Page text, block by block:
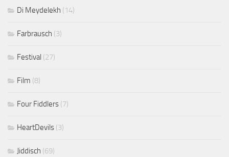
Di Meydelekh (14)
Farbrausch (3)
Festival (27)
Film (8)
Four Fiddlers (7)
HeartDevils (3)
Jiddisch (69)